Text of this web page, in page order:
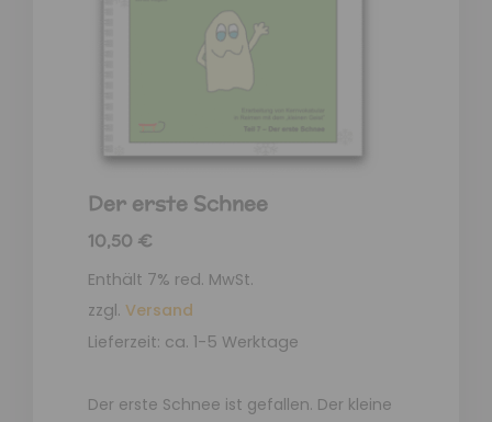
Der erste Schnee
10,50 €
Enthält 7% red. MwSt.
zzgl. Versand
Lieferzeit: ca. 1-5 Werktage
Der erste Schnee ist gefallen. Der kleine